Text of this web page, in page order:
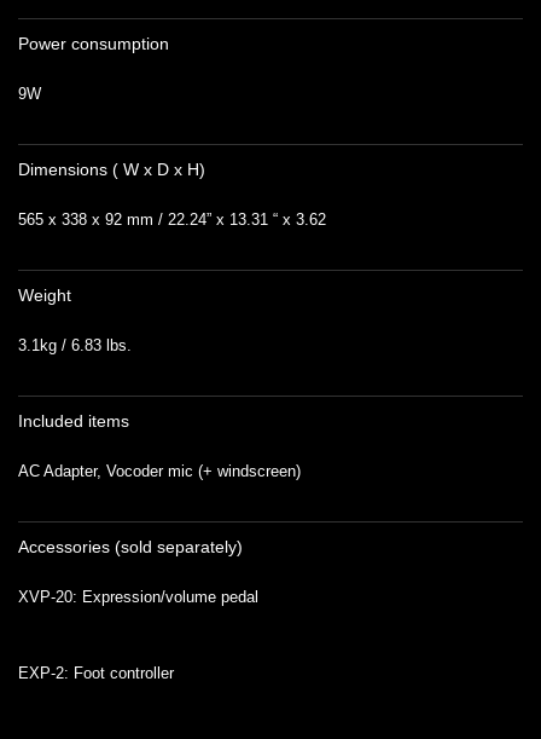
Power consumption
9W
Dimensions ( W x D x H)
565 x 338 x 92 mm / 22.24” x 13.31 “ x 3.62
Weight
3.1kg / 6.83 lbs.
Included items
AC Adapter, Vocoder mic (+ windscreen)
Accessories (sold separately)
XVP-20: Expression/volume pedal
EXP-2: Foot controller